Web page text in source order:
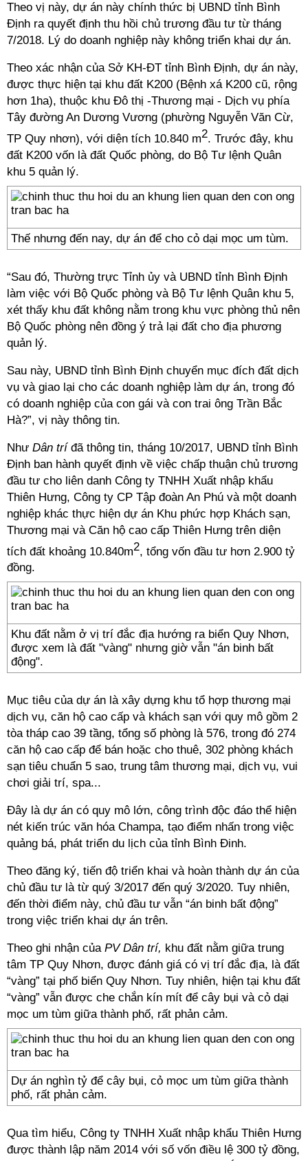
Theo vị này, dự án này chính thức bị UBND tỉnh Bình
Định ra quyết định thu hồi chủ trương đầu tư từ tháng
7/2018. Lý do doanh nghiệp này không triển khai dự án.
Theo xác nhận của Sở KH-ĐT tỉnh Bình Định, dự án này,
được thực hiện tại khu đất K200 (Bệnh xá K200 cũ, rộng
hơn 1ha), thuộc khu Đô thị -Thương mại - Dịch vụ phía
Tây đường An Dương Vương (phường Nguyễn Văn Cừ,
TP Quy nhơn), với diện tích 10.840 m2. Trước đây, khu
đất K200 vốn là đất Quốc phòng, do Bộ Tư lệnh Quân
khu 5 quản lý.
Thế nhưng đến nay, dự án để cho cỏ dại mọc um tùm.
“Sau đó, Thường trực Tỉnh ủy và UBND tỉnh Bình Định
làm việc với Bộ Quốc phòng và Bộ Tư lệnh Quân khu 5,
xét thấy khu đất không nằm trong khu vực phòng thủ nên
Bộ Quốc phòng nên đồng ý trả lại đất cho địa phương
quản lý.
Sau này, UBND tỉnh Bình Định chuyển mục đích đất dịch
vụ và giao lại cho các doanh nghiệp làm dự án, trong đó
có doanh nghiệp của con gái và con trai ông Trần Bắc
Hà?”, vị này thông tin.
Như Dân tríđã thông tin, tháng 10/2017, UBND tỉnh Bình
Định ban hành quyết định về việc chấp thuận chủ trương
đầu tư cho liên danh Công ty TNHH Xuất nhập khẩu
Thiên Hưng, Công ty CP Tập đoàn An Phú và một doanh
nghiệp khác thực hiện dự án Khu phức hợp Khách sạn,
Thương mại và Căn hộ cao cấp Thiên Hưng trên diện
tích đất khoảng 10.840m2, tổng vốn đầu tư hơn 2.900 tỷ
đồng.
Khu đất nằm ở vị trí đắc địa hướng ra biển Quy Nhơn,
được xem là đất "vàng" nhưng giờ vẫn "án binh bất
động".
Mục tiêu của dự án là xây dựng khu tổ hợp thương mại
dịch vụ, căn hộ cao cấp và khách sạn với quy mô gồm 2
tòa tháp cao 39 tầng, tổng số phòng là 576, trong đó 274
căn hộ cao cấp để bán hoặc cho thuê, 302 phòng khách
sạn tiêu chuẩn 5 sao, trung tâm thương mại, dịch vụ, vui
chơi giải trí, spa...
Đây là dự án có quy mô lớn, công trình độc đáo thể hiện
nét kiến trúc văn hóa Champa, tạo điểm nhấn trong việc
quảng bá, phát triển du lịch của tỉnh Bình Đinh.
Theo đăng ký, tiến độ triển khai và hoàn thành dự án của
chủ đầu tư là từ quý 3/2017 đến quý 3/2020. Tuy nhiên,
đến thời điểm này, chủ đầu tư vẫn “án binh bất động”
trong việc triển khai dự án trên.
Theo ghi nhận của PV Dân trí, khu đất nằm giữa trung
tâm TP Quy Nhơn, được đánh giá có vị trí đắc địa, là đất
“vàng” tại phố biển Quy Nhơn. Tuy nhiên, hiện tại khu đất
“vàng” vẫn được che chắn kín mít để cây bụi và cỏ dại
mọc um tùm giữa thành phố, rất phản cảm.
Dự án nghìn tỷ để cây bụi, cỏ mọc um tùm giữa thành
phố, rất phản cảm.
Qua tìm hiểu, Công ty TNHH Xuất nhập khẩu Thiên Hưng
được thành lập năm 2014 với số vốn điều lệ 300 tỷ đồng,